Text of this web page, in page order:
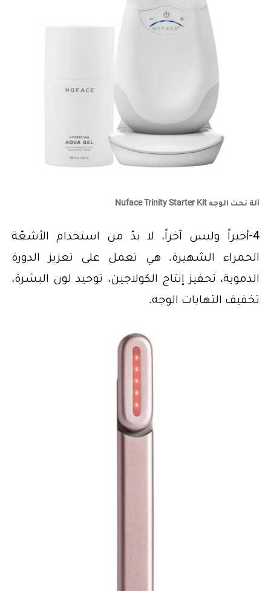
آلة نحت الوجه Nuface Trinity Starter Kit
4-أخيراً وليس آخراً، لا بدّ من استخدام الأشعّة
الحمراء الشهيرة. هي تعمل على تعزيز الدورة
الدموية، تحفيز إنتاج الكولاجين، توحيد لون البشرة،
تخفيف التهابات الوجه.